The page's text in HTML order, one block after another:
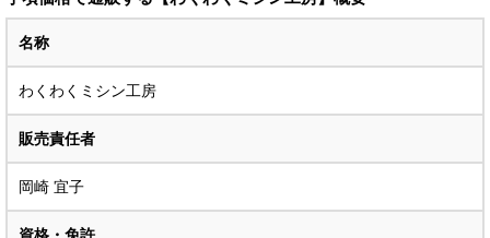
名称
わくわくミシン工房
販売責任者
岡崎 宜子
資格・免許